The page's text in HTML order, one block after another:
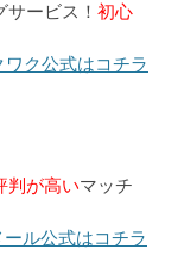
ービス！ 初心
ク公式はコチラ
判が高いマッチ
ル公式はコチラ